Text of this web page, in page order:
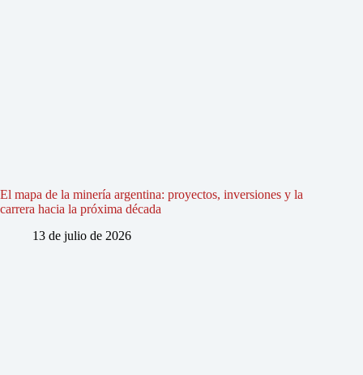
El mapa de la minería argentina: proyectos, inversiones y la
carrera hacia la próxima década
13 de julio de 2026